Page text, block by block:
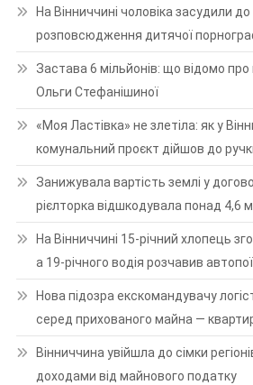
На Вінниччині чоловіка засудили до
розповсюдження дитячої
Застава 6 мільйонів: що відомо
Ольги Стефанішиної
«Моя Ластівка» не злетіла: як у
комунальний проєкт дійшов до
Занижувала вартість землі у
рієлторка відшкодувала понад 4,6
На Вінниччині 15-річний хлопець
а 19-річного водія розчавив
Нова підозра екскомандувачу
серед прихованого майна —
Вінниччина увійшла до сімки
доходами від майнового податку